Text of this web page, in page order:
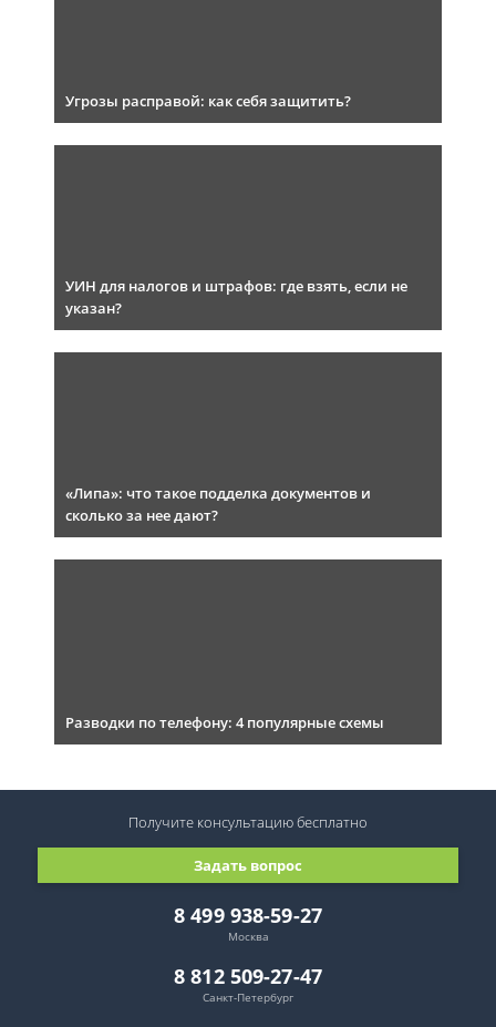
Угрозы расправой: как себя защитить?
УИН для налогов и штрафов: где взять, если не
указан?
«Липа»: что такое подделка документов и
сколько за нее дают?
Разводки по телефону: 4 популярные схемы
8 499 938-59-27
Москва
8 812 509-27-47
Санкт-Петербург
Задать вопрос
Получите консультациюбесплатно